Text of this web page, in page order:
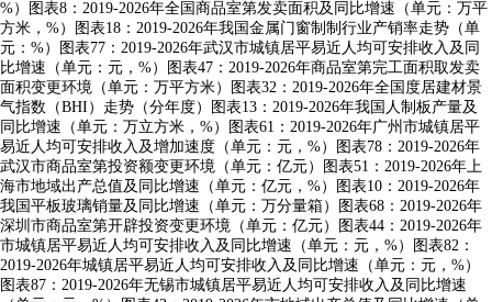
%）图表8：2019-2026年全国商品室第发卖面积及同比增速（单元：万平
方米，%）图表18：2019-2026年我国金属门窗制制行业产销率走势（单
元：%）图表77：2019-2026年武汉市城镇居平易近人均可安排收入及同
比增速（单元：元，%）图表47：2019-2026年商品室第完工面积取发卖
面积变更环境（单元：万平方米）图表32：2019-2026年全国度居建材景
气指数（BHI）走势（分年度）图表13：2019-2026年我国人制板产量及
同比增速（单元：万立方米，%）图表61：2019-2026年广州市城镇居平
易近人均可安排收入及增加速度（单元：元，%）图表78：2019-2026年
武汉市商品室第投资额变更环境（单元：亿元）图表51：2019-2026年上
海市地域出产总值及同比增速（单元：亿元，%）图表10：2019-2026年
我国平板玻璃销量及同比增速（单元：万分量箱）图表68：2019-2026年
深圳市商品室第开辟投资变更环境（单元：亿元）图表44：2019-2026年
市城镇居平易近人均可安排收入及同比增速（单元：元，%）图表82：
2019-2026年城镇居平易近人均可安排收入及同比增速（单元：元，%）
图表87：2019-2026年无锡市城镇居平易近人均可安排收入及同比增速